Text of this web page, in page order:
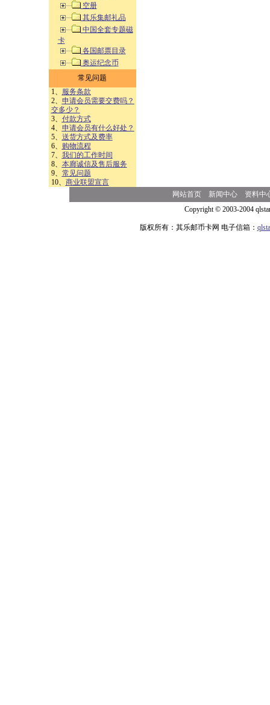
空册
其乐集邮礼品
中国全套专题磁
卡
各国邮票目录
奥运纪念币
常见问题
1、
服务条款
2、 申请会员需要交费吗？
交多少？
3、 付款方式
4、 申请会员有什么好处？
5、 送货方式及费率
6、
购物流程
7、 我们的工作时间
8、 本廊诚信及售后服务
9、 常见问题
10、 商业联盟宣言
网站首页 新闻中心
资料中
Copyright © 2003-2004
版权所有：其乐邮币卡网 电子信箱：